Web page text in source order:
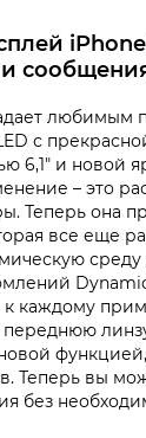
iPhone
любимым
с
6,1″ и новой
– это
Теперь она
все еще
среду
к каждому
переднюю
Теперь вы
без